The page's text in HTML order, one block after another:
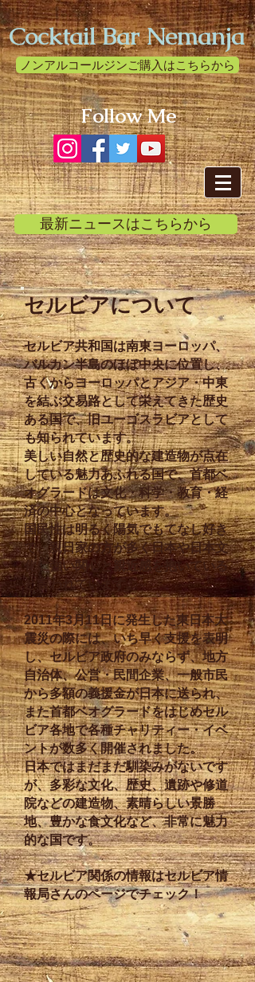
Cocktail Bar Nemanja
ノンアルコールジンご購入はこちらから
Follow Me
最新ニュースはこちらから
セルビアについて
セルビア共和国は南東ヨーロッパ、
バルカン半島のほぼ中央に位置し、
古くからヨーロッパとアジア・中東
を結ぶ交易路として栄えてきた歴史
ある国で、旧ユーゴスラビアとして
も知られています。
美しい自然と歴史的な建造物が点在
している魅力あふれる国で、首都ベ
オグラードは文化・科学・教育・経
済の中心となっています。
国民性は明るく陽気でもてなし好き
で、親日家の方が多く日本や日本文
化に強い関心と親近感を抱いている
と言われています。
2011年3月11日に発生した東日本大
震災の際には、いち早く支援を表明
し、セルビア政府のみならず、地方
自治体、公営・民間企業、一般市民
から多額の義援金が日本に送られ、
また首都ベオグラードをはじめセル
ビア各地で各種チャリティー・イベ
ントが数多く開催されました。
日本ではまだまだ馴染みがないです
が、多彩な文化、歴史、遺跡や修道
院などの建造物、素晴らしい景勝
地、豊かな食文化など、非常に魅力
的な国です。
★セルビア関係の情報はセルビア情
報局さんのページでチェック！